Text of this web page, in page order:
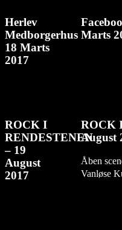
Herlev
Medborgerhus
18 Marts
2017
Marts
ROCK I
RENDESTENEN
– 19
August
2017
ROCK
August
Åben
Vanløse